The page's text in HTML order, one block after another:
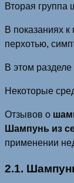
Вторая
В показаниях
перхотью,
В этом
Некоторые
Отзывов о
Шампунь из
применении
2.1.